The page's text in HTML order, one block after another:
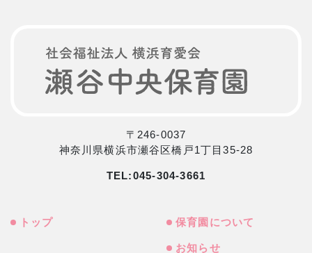
〒246-0037
神奈川県横浜市瀬谷区橋戸1丁目35-28
TEL:045-304-3661
トップ 保育園について
お知らせ